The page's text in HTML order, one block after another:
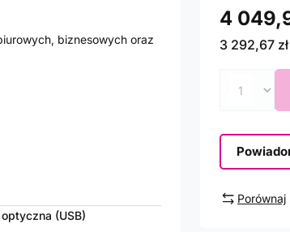
biznesowych oraz
(USB)
4
3 292,67 zł
Porównaj